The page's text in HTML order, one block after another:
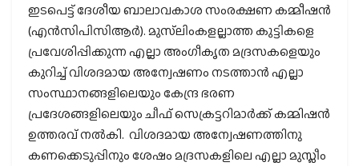
ഇടപെട്ട് ദേശീയ ബാലാവകാശ സംരക്ഷണ കമ്മീഷന്‍
(എന്‍സിപിസിആര്‍). മുസ്‌ലിംകളല്ലാത്ത കുട്ടികളെ
പ്രവേശിപ്പിക്കുന്ന എല്ലാ അംഗീകൃത മദ്രസകളെയും
കുറിച്ച് വിശദമായ അന്വേഷണം നടത്താന്‍ എല്ലാ
സംസ്ഥാനങ്ങളിലെയും കേന്ദ്ര ഭരണ
പ്രദേശങ്ങളിലെയും ചീഫ് സെക്രട്ടറിമാര്‍ക്ക് കമ്മിഷന്‍
ഉത്തരവ് നല്‍കി. വിശദമായ അന്വേഷണത്തിനു
കണക്കെടുപ്പിനും ശേഷം മദ്രസകളിലെ എല്ലാ മുസ്ലീം